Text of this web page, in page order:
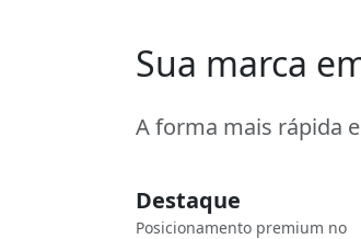
Sua marca
A forma mais rápida
Destaque
Posicionamento premium no